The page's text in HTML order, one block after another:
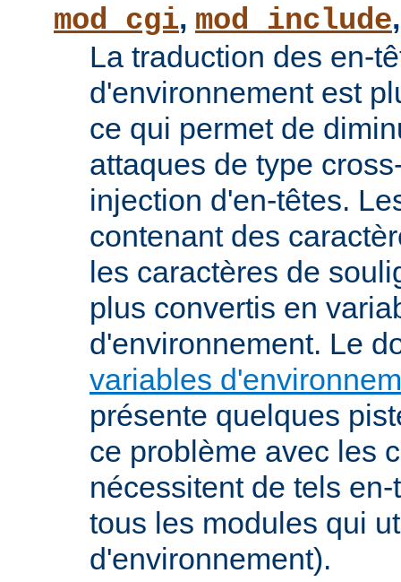
mod_cgi, mod_include
La traduction des en-
d'environnement est
ce qui permet de
attaques de type
injection d'en-têtes.
contenant des
les caractères de
plus convertis en
d'environnement. Le
variables
présente quelques
ce problème avec les
nécessitent de tels
tous les modules qui
d'environnement).